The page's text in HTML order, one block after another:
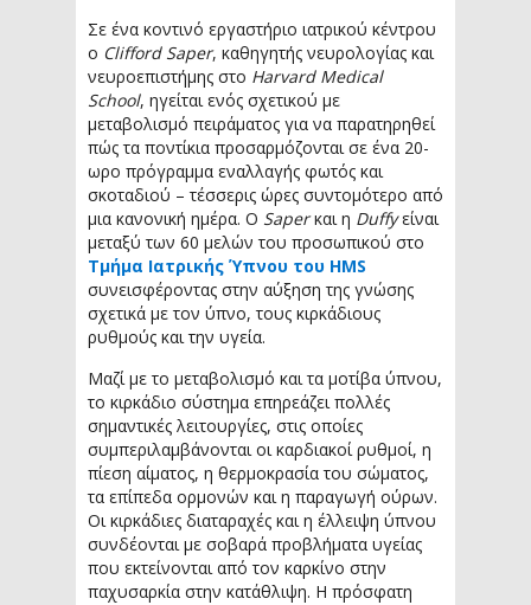
Σε ένα κοντινό εργαστήριο ιατρικού κέντρου
ο Clifford Saper, καθηγητής νευρολογίας και
νευροεπιστήμης στο Harvard Medical
School, ηγείται ενός σχετικού με
μεταβολισμό πειράματος για να παρατηρηθεί
πώς τα ποντίκια προσαρμόζονται σε ένα 20-
ωρο πρόγραμμα εναλλαγής φωτός και
σκοταδιού – τέσσερις ώρες συντομότερο από
μια κανονική ημέρα. Ο Saperκαι η Duffyείναι
μεταξύ των 60 μελών του προσωπικού στο
Τμήμα Ιατρικής Ύπνου του HMS
συνεισφέροντας στην αύξηση της γνώσης
σχετικά με τον ύπνο, τους κιρκάδιους
ρυθμούς και την υγεία.
Μαζί με το μεταβολισμό και τα μοτίβα ύπνου,
το κιρκάδιο σύστημα επηρεάζει πολλές
σημαντικές λειτουργίες, στις οποίες
συμπεριλαμβάνονται οι καρδιακοί ρυθμοί, η
πίεση αίματος, η θερμοκρασία του σώματος,
τα επίπεδα ορμονών και η παραγωγή ούρων.
Οι κιρκάδιες διαταραχές και η έλλειψη ύπνου
συνδέονται με σοβαρά προβλήματα υγείας
που εκτείνονται από τον καρκίνο στην
παχυσαρκία στην κατάθλιψη. Η πρόσφατη